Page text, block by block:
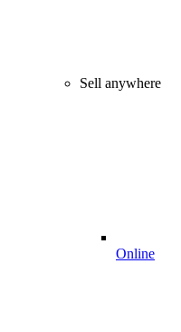
Sell anywhere
Online